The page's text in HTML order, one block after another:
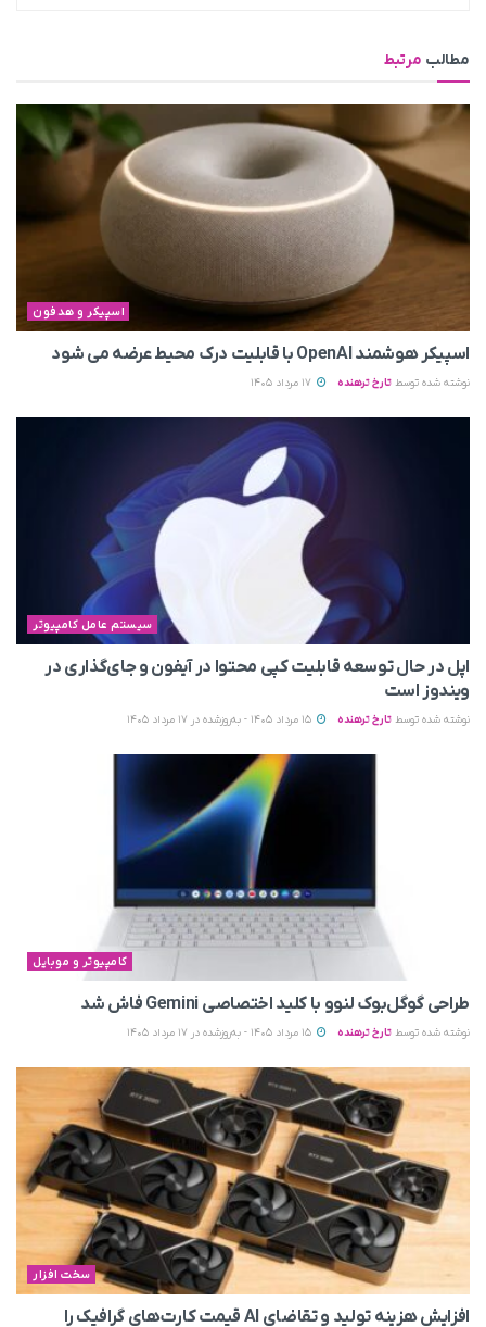
مطالب مرتبط
اسپیکر و هدفون
اسپیکر هوشمند OpenAI با قابلیت درک محیط عرضه می‌ شود
نوشته شده توسط تارخ ترهنده
سیستم عامل کامپیوتر
اپل در حال توسعه قابلیت کپی محتوا در آیفون و جای‌گذاری در
ویندوز است
نوشته شده توسط تارخ ترهنده
کامپیوتر و موبایل
طراحی گوگل‌بوک لنوو با کلید اختصاصی Gemini فاش شد
نوشته شده توسط تارخ ترهنده
سخت افزار
افزایش هزینه تولید و تقاضای AI قیمت کارت‌های گرافیک را